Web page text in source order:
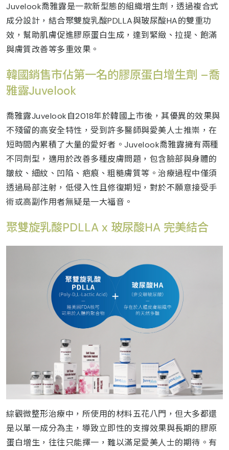
Juvelook喬雅露是一款新型態的組織增生劑，透過複合式
成分設計，結合聚雙旋乳酸PDLLA與玻尿酸HA的雙重功
效，幫助肌膚促進膠原蛋白生成，達到緊緻、拉提、飽滿
與膚質改善等多重效果。
韓國銷售市佔第一名的膠原蛋白增生劑 –喬
雅露Juvelook
喬雅露Juvelook自2018年於韓國上市後，其優異的效果與
不殘留的高安全特性，受到許多醫師與愛美人士推崇，在
短時間內累積了大量的愛好者。Juvelook喬雅露擁有兩種
不同劑型，適用於改善多種皮膚問題，包含臉部與身體的
皺紋、細紋、凹陷、疤痕、粗糙膚質等。治療過程中僅須
透過局部注射，低侵入性且修復期短，對於不願意接受手
術或高副作用者無疑是一大福音。
聚雙旋乳酸PDLLA x 玻尿酸HA 完美結合
綜觀微整形治療中，所使用的材料五花八門，但大多都還
是以單一成分為主，導致立即性的支撐效果與長期的膠原
蛋白增生，往往只能擇一，難以滿足愛美人士的期待。有